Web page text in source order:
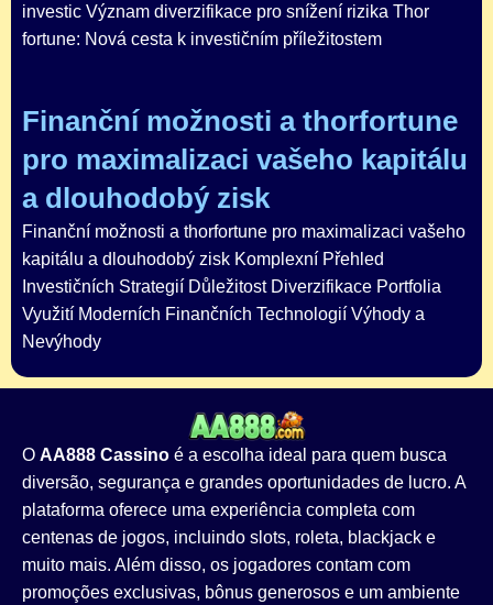
investic Význam diverzifikace pro snížení rizika Thor
fortune: Nová cesta k investičním příležitostem
Finanční možnosti a thorfortune
pro maximalizaci vašeho kapitálu
a dlouhodobý zisk
Finanční možnosti a thorfortune pro maximalizaci vašeho
kapitálu a dlouhodobý zisk Komplexní Přehled
Investičních Strategií Důležitost Diverzifikace Portfolia
Využití Moderních Finančních Technologií Výhody a
Nevýhody
O AA888 Cassino é a escolha ideal para quem busca
diversão, segurança e grandes oportunidades de lucro. A
plataforma oferece uma experiência completa com
centenas de jogos, incluindo slots, roleta, blackjack e
muito mais. Além disso, os jogadores contam com
promoções exclusivas, bônus generosos e um ambiente